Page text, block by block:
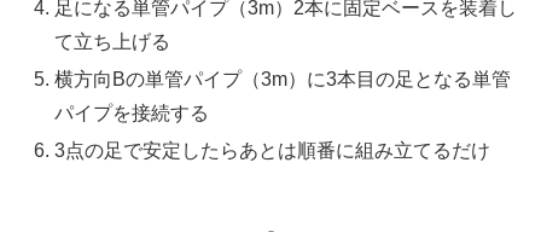
足になる単管パイプ（3m）2本に固定ベースを装着し
て立ち上げる
横方向Bの単管パイプ（3m）に3本目の足となる単管
パイプを接続する
3点の足で安定したらあとは順番に組み立てるだけ